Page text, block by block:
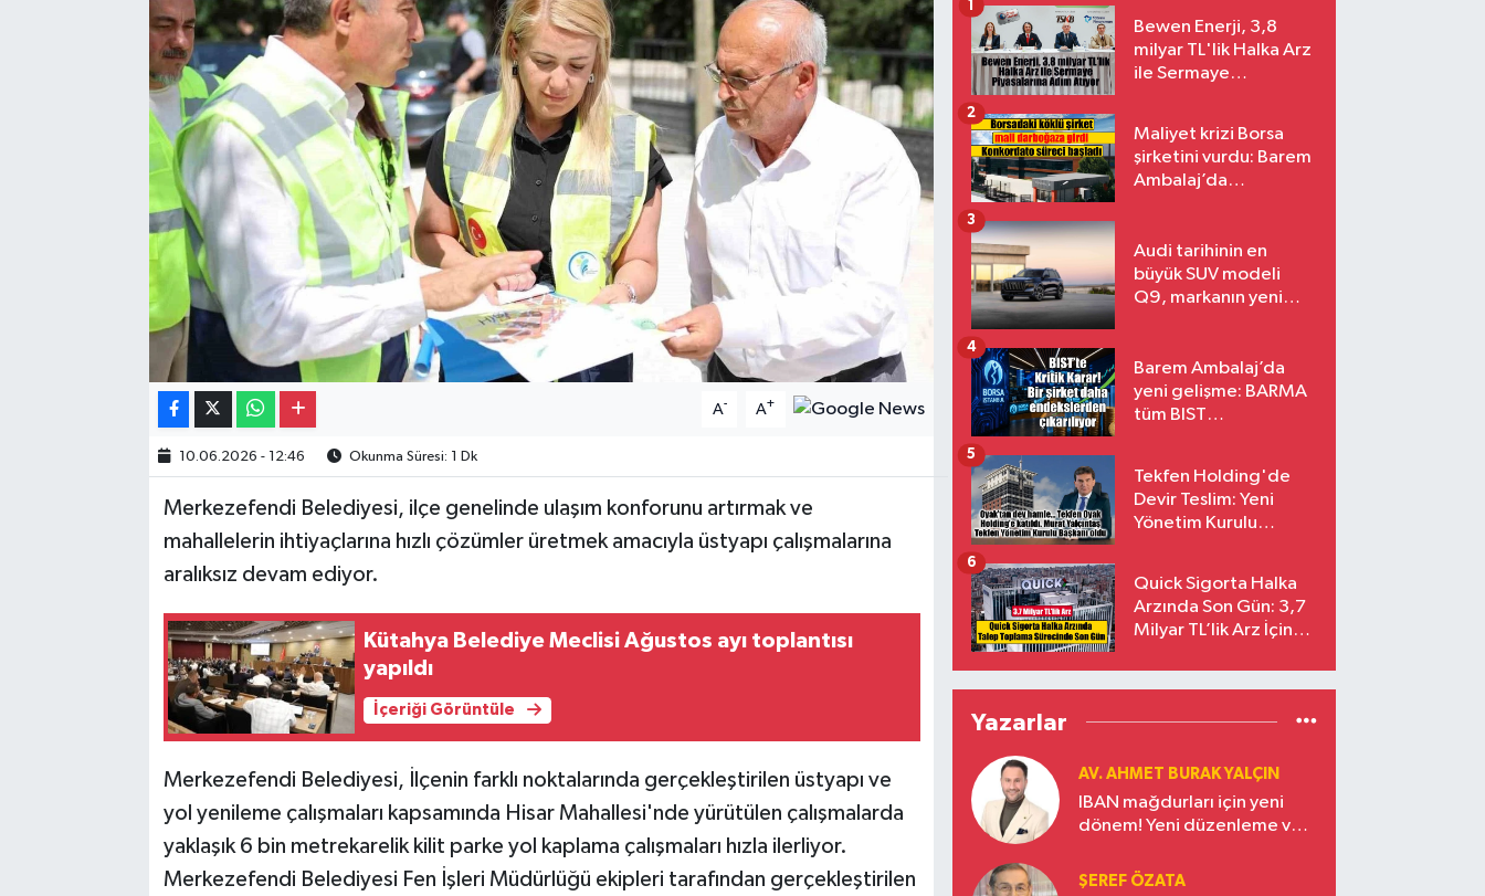
A- A+
10.06.2026 - 12:46 Okunma Süresi: 1 Dk
Merkezefendi Belediyesi, ilçe genelinde ulaşım konforunu artırmak ve
mahallelerin ihtiyaçlarına hızlı çözümler üretmek amacıyla üstyapı çalışmalarına
aralıksız devam ediyor.
Kütahya Belediye Meclisi Ağustos ayı toplantısı
yapıldı
İçeriği Görüntüle
Merkezefendi Belediyesi, İlçenin farklı noktalarında gerçekleştirilen üstyapı ve
yol yenileme çalışmaları kapsamında Hisar Mahallesi'nde yürütülen çalışmalarda
yaklaşık 6 bin metrekarelik kilit parke yol kaplama çalışmaları hızla ilerliyor.
Merkezefendi Belediyesi Fen İşleri Müdürlüğü ekipleri tarafından gerçekleştirilen
Bewen Enerji, 3,8
milyar TL'lik Halka Arz
ile Sermaye
1
Maliyet krizi Borsa
şirketini vurdu: Barem
Ambalaj’da
2
Audi tarihinin en
büyük SUV modeli
Q9, markanın yeni
3
Barem Ambalaj’da
yeni gelişme: BARMA
tüm BIST
4
Tekfen Holding'de
Devir Teslim: Yeni
Yönetim Kurulu
5
Quick Sigorta Halka
Arzında Son Gün: 3,7
Milyar TL’lik Arz İçin
Eriyor
6
Yazarlar
AV. AHMET BURAK YALÇIN
IBAN mağdurları için yeni
dönem! Yeni düzenleme ve
ŞEREF ÖZATA
Gayrimenkul